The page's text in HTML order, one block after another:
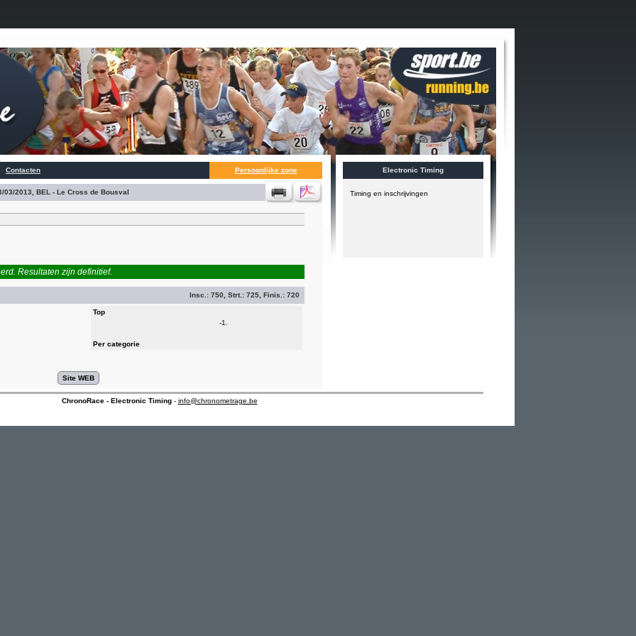
Contacten Persoonlijke zone
03/2013, BEL - Le Cross de Bousval
Resultaten zijn definitief.
Insc.: 750 , Strt.: 725 , Finis.: 720
Top
-1.
Per categorie
Electronic Timing
Timing en inschrijvingen
ChronoRace - Electronic Timing- info@chronometrage.be